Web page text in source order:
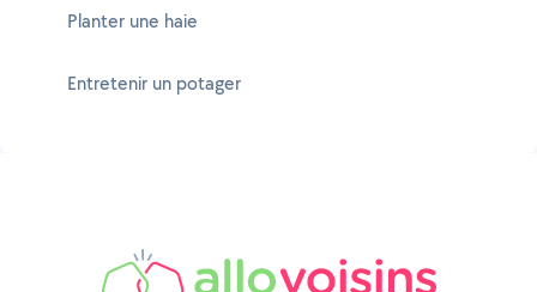
Planter une haie
Entretenir un potager